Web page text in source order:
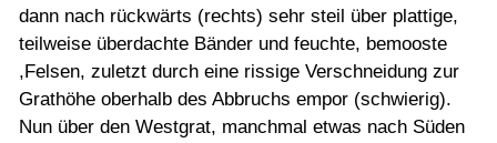
dann nach rückwärts (rechts) sehr steil über plattige,
teilweise überdachte Bänder und feuchte, bemooste
,Felsen, zuletzt durch eine rissige Verschneidung zur
Grathöhe oberhalb des Abbruchs empor (schwierig).
Nun über den Westgrat, manchmal etwas nach Süden